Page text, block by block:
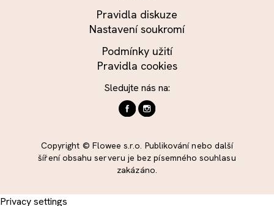
Pravidla diskuze
Nastavení soukromí
Podmínky užití
Pravidla cookies
Sledujte nás na:
Copyright © Flowee s.r.o. Publikování nebo další
šíření obsahu serveru je bez písemného souhlasu
zakázáno.
Privacy settings